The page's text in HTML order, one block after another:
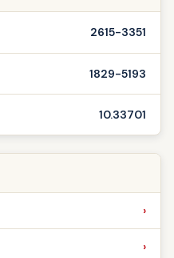
2615-3351
1829-5193
10.33701